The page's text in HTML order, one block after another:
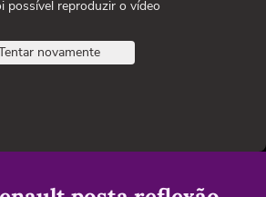
possível reproduzir o vídeo
novamente